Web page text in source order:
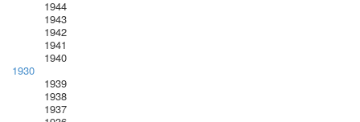
1944
1943
1942
1941
1940
1930
1939
1938
1937